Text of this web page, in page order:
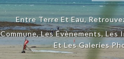
Entre Terre Et Eau,
Commune, Les Évènements,
Et Les Galeries